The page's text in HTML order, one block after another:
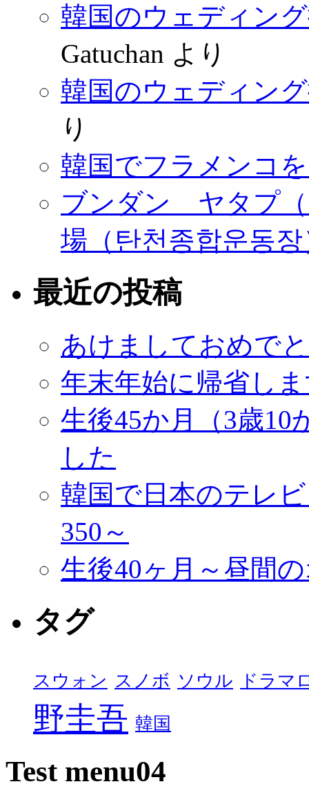
韓国のウェディン
Gatuchan より
韓国のウェディン
り
韓国でフラメンコ
ブンダン ヤタプ（
場（탄천종합운동
最近の投稿
あけましておめで
年末年始に帰省し
生後45か月（3歳10
した
韓国で日本のテレ
350～
生後40ヶ月～昼間
タグ
スウォン スノボ ソウル ドラマ
野圭吾 韓国
Test menu04